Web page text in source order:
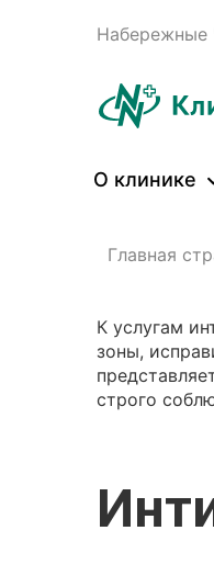
Набережные
О клинике
Главная
К услугам
зоны,
строго